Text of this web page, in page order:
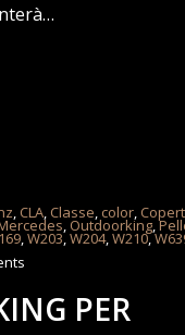
CLA Classe color
Outdoorking ,
,W203,W204,W210,
PER